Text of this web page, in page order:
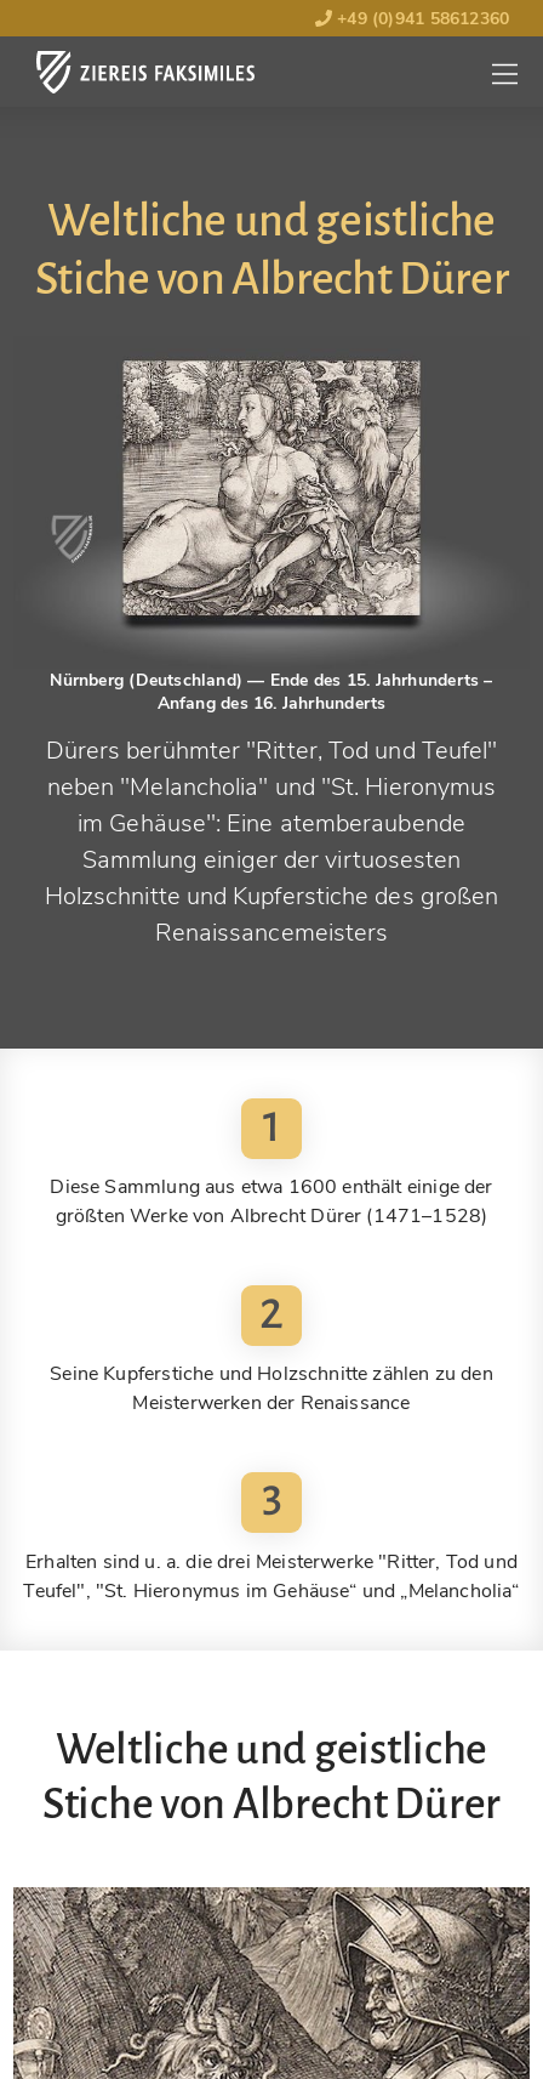
+49 (0)941 58612360
MENÜ
Weltliche und geistliche
Stiche von Albrecht Dürer
Nürnberg (Deutschland)— Ende des 15. Jahrhunderts –
Anfang des 16. Jahrhunderts
Dürers berühmter "Ritter, Tod und Teufel"
neben "Melancholia" und "St. Hieronymus
im Gehäuse": Eine atemberaubende
Sammlung einiger der virtuosesten
Holzschnitte und Kupferstiche des großen
Renaissancemeisters
1
Diese Sammlung aus etwa 1600 enthält einige der
größten Werke von Albrecht Dürer (1471–1528)
2
Seine Kupferstiche und Holzschnitte zählen zu den
Meisterwerken der Renaissance
3
Erhalten sind u. a. die drei Meisterwerke "Ritter, Tod und
Teufel", "St. Hieronymus im Gehäuse“ und „Melancholia“
Weltliche und geistliche
Stiche von Albrecht Dürer